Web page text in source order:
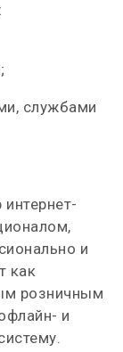
службами
и
как
розничным
и